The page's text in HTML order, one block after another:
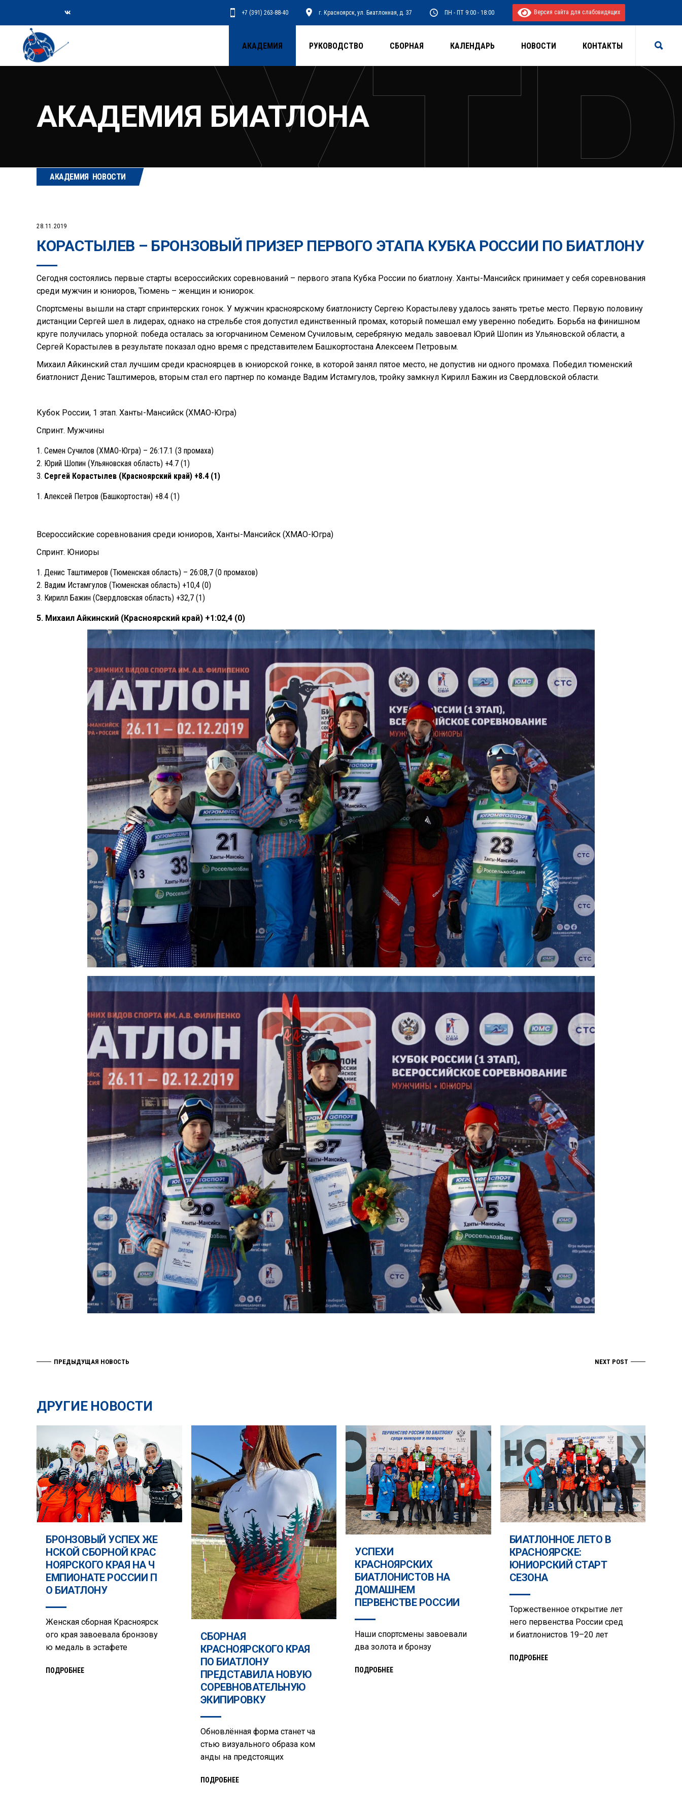
+7 (391) 263-88-40 г. Красноярск, ул. Биатлонная, д. 37 ПН - ПТ 9:00 - 18:00 Версия сайта для слабовидящих
АКАДЕМИЯ РУКОВОДСТВО СБОРНАЯ КАЛЕНДАРЬ НОВОСТИ КОНТАКТЫ
АКАДЕМИЯ БИАТЛОНА
АКАДЕМИЯ, НОВОСТИ
28.11.2019
КОРАСТЫЛЕВ – БРОНЗОВЫЙ ПРИЗЕР ПЕРВОГО ЭТАПА КУБКА РОССИИ ПО БИАТЛОНУ
Сегодня состоялись первые старты всероссийских соревнований – первого этапа Кубка России по биатлону. Ханты-Мансийск принимает у себя соревнования
среди мужчин и юниоров, Тюмень – женщин и юниорок.
Спортсмены вышли на старт спринтерских гонок. У мужчин красноярскому биатлонисту Сергею Корастылеву удалось занять третье место. Первую половину
дистанции Сергей шел в лидерах, однако на стрельбе стоя допустил единственный промах, который помешал ему уверенно победить. Борьба на финишном
круге получилась упорной: победа осталась за югорчанином Семеном Сучиловым, серебряную медаль завоевал Юрий Шопин из Ульяновской области, а
Сергей Корастылев в результате показал одно время с представителем Башкортостана Алексеем Петровым.
Михаил Айкинский стал лучшим среди красноярцев в юниорской гонке, в которой занял пятое место, не допустив ни одного промаха. Победил тюменский
биатлонист Денис Таштимеров, вторым стал его партнер по команде Вадим Истамгулов, тройку замкнул Кирилл Бажин из Свердловской области.
Кубок России, 1 этап. Ханты-Мансийск (ХМАО-Югра)
Спринт. Мужчины
Семен Сучилов (ХМАО-Югра) – 26:17.1 (3 промаха)
Юрий Шопин (Ульяновская область) +4.7 (1)
Сергей Корастылев (Красноярский край) +8.4 (1)
Алексей Петров (Башкортостан) +8.4 (1)
Всероссийские соревнования среди юниоров, Ханты-Мансийск (ХМАО-Югра)
Спринт. Юниоры
Денис Таштимеров (Тюменская область) – 26:08,7 (0 промахов)
Вадим Истамгулов (Тюменская область) +10,4 (0)
Кирилл Бажин (Свердловская область) +32,7 (1)
5. Михаил Айкинский (Красноярский край) +1:02,4 (0)
ПРЕДЫДУЩАЯ НОВОСТЬ NEXT POST
ДРУГИЕ НОВОСТИ
БРОНЗОВЫЙ УСПЕХ ЖЕ
НСКОЙ СБОРНОЙ КРАС
НОЯРСКОГО КРАЯ НА Ч
ЕМПИОНАТЕ РОССИИ П
О БИАТЛОНУ
Женская сборная Красноярск
ого края завоевала бронзову
ю медаль в эстафете
ПОДРОБНЕЕ
СБОРНАЯ
КРАСНОЯРСКОГО КРАЯ
ПО БИАТЛОНУ
ПРЕДСТАВИЛА НОВУЮ
СОРЕВНОВАТЕЛЬНУЮ
ЭКИПИРОВКУ
Обновлённая форма станет ча
стью визуального образа ком
анды на предстоящих
ПОДРОБНЕЕ
УСПЕХИ
КРАСНОЯРСКИХ
БИАТЛОНИСТОВ НА
ДОМАШНЕМ
ПЕРВЕНСТВЕ РОССИИ
Наши спортсмены завоевали
два золота и бронзу
ПОДРОБНЕЕ
БИАТЛОННОЕ ЛЕТО В
КРАСНОЯРСКЕ:
ЮНИОРСКИЙ СТАРТ
СЕЗОНА
Торжественное открытие лет
него первенства России сред
и биатлонистов 19–20 лет
ПОДРОБНЕЕ